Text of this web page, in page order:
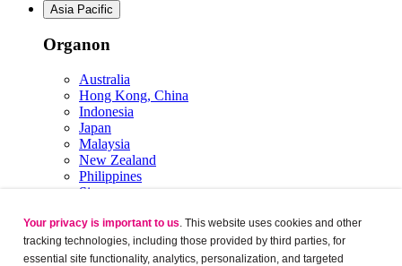
Asia Pacific
Organon
Australia
Hong Kong, China
Indonesia
Japan
Malaysia
New Zealand
Philippines
Singapore
Taiwan
Thailand
Vietnam
Your privacy is important to us . This website uses cookies and other
tracking technologies, including those provided by third parties, for
essential site functionality, analytics, personalization, and targeted